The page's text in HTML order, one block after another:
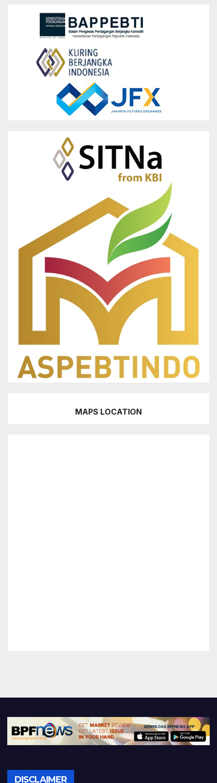
MAPS LOCATION
DISCLAIMER